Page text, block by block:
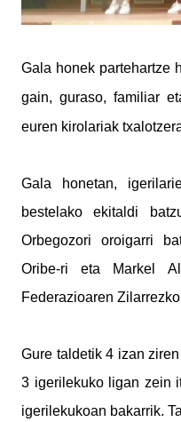
Gala honek partehartze
gain, guraso, familiar
euren kirolariak
Gala honetan,
bestelako ekitaldi
Orbegozori oroigarri
Oribe-ri eta Markel
Federazioaren
Gure taldetik 4 izan
3 igerilekuko ligan zein
igerilekukoan bakarrik.